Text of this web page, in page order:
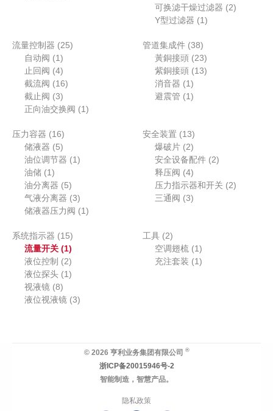
个
可换滤干燥过滤器 22
Y型过滤器 1 1
品
流量控制器 252
自动阀 1 1
个
产
品
止回阀 44
个
产
品
截流阀 161
个
截止阀 33
个
品
正向油交换阀 1 1
管道集成件 383
8
个
黃銅接頭 232
3
紫銅接頭 131
消音器 1 1
个
避震管 1 1
品
压力容器 161
6
个
品
储液器 55
个
品
油位调节器 1 1
品
油储 1 1
个
产
品
油分离器 55
个
产
气液分离器 33
个
储液器压力阀 1 1
安全装置 131
3
个
产
品
爆破片 22
个
产
品
安全设备配件 22
产
释压阀 44
个
产
压力指示器和开关 22
三通阀 33
系统指示器 151
5
个
产
流量开关 11
个
产
液位控制 22
个
品
液位探头 1 1
产
视液镜 88
个
液位视液镜 33
工具 22
个
产
空调翅梳 1 1
个
充注套装 1 1
© 2026 亨利业务集团有限公司 ®
浙ICP备20015946号-2
智能制造，智慧产品。
隐私政策